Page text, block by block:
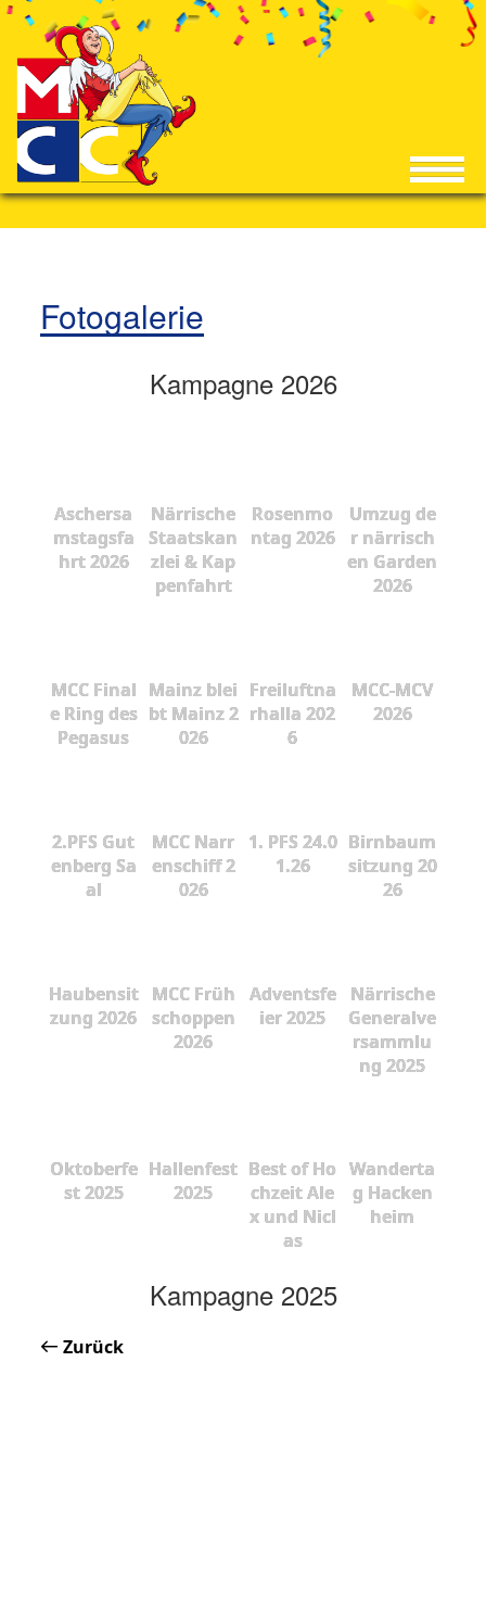
Fotogalerie
Kampagne 2026
Aschersa
mstagsfa
hrt 2026
Närrische
Staatskan
zlei & Kap
penfahrt
Rosenmo
ntag 2026
Umzug de
r närrisch
en Garden
2026
MCC Final
e Ring des
Pegasus
Mainz blei
bt Mainz 2
026
Freiluftna
rhalla 202
6
MCC-MCV
2026
2.PFS Gut
enberg Sa
al
MCC Narr
enschiff 2
026
1. PFS 24.0
1.26
Birnbaum
sitzung 20
26
Haubensit
zung 2026
MCC Früh
schoppen
2026
Adventsfe
ier 2025
Närrische
Generalve
rsammlu
ng 2025
Oktoberfe
st 2025
Hallenfest
2025
Best of Ho
chzeit Ale
x und Nicl
as
Wanderta
g Hacken
heim
Kampagne 2025
Zurück